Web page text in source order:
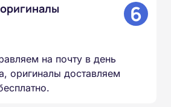
6
на почту в день
оригиналы доставляем